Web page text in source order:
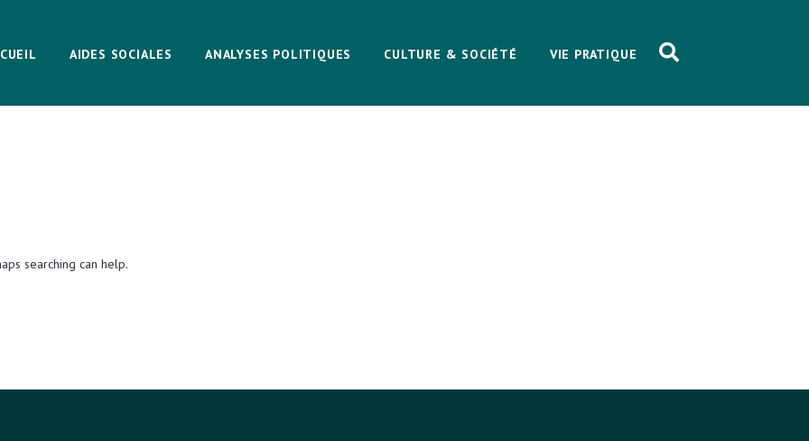
AIDES SOCIALES ANALYSES POLITIQUES CULTURE & SOCIÉTÉ VIE PRATIQUE
searching can help.